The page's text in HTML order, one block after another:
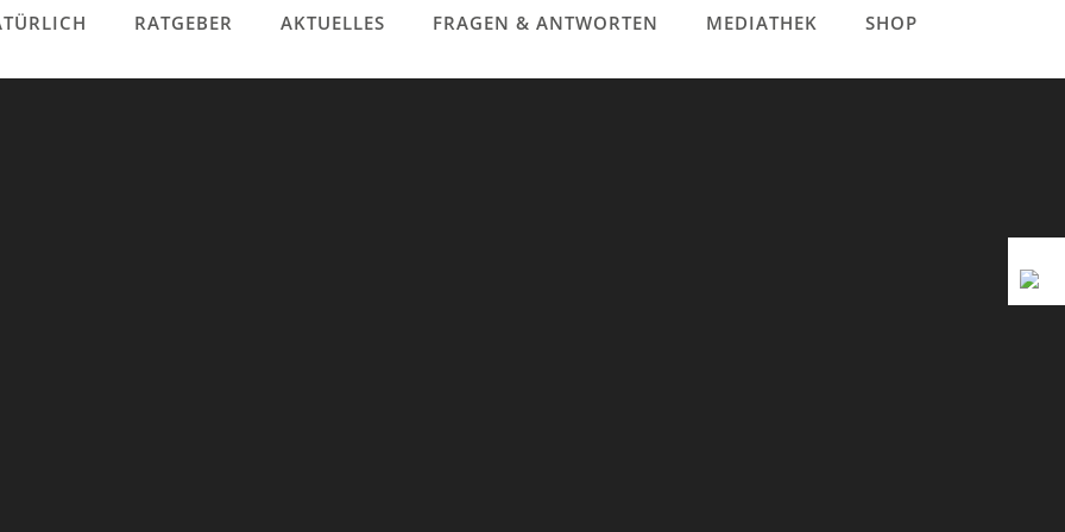
RATGEBER AKTUELLES FRAGEN & ANTWORTEN MEDIATHEK SHOP